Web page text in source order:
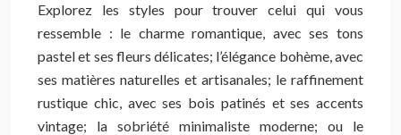
Explorez les styles pour trouver celui qui vous
ressemble : le charme romantique, avec ses tons
pastel et ses fleurs délicates; l’élégance bohème, avec
ses matières naturelles et artisanales; le raffinement
rustique chic, avec ses bois patinés et ses accents
vintage; la sobriété minimaliste moderne; ou le